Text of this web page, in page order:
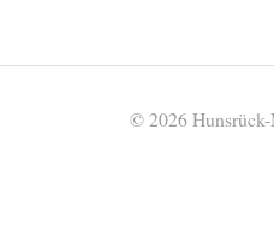
© 2026